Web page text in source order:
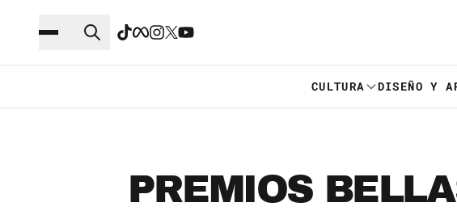
CULTURA DISEÑO Y
PREMIOS